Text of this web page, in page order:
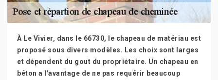
À Le Vivier, dans le 66730, le chapeau de matériau est
proposé sous divers modèles. Les choix sont larges
et dépendent du gout du propriétaire. Un chapeau en
béton a l'avantage de ne pas requérir beaucoup